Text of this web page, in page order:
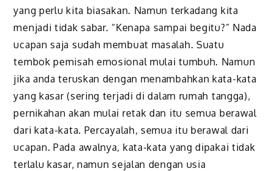
yang perlu kita biasakan. Namun terkadang kita
menjadi tidak sabar. “Kenapa sampai begitu?” Nada
ucapan saja sudah membuat masalah. Suatu
tembok pemisah emosional mulai tumbuh. Namun
jika anda teruskan dengan menambahkan kata-kata
yang kasar (sering terjadi di dalam rumah tangga),
pernikahan akan mulai retak dan itu semua berawal
dari kata-kata. Percayalah, semua itu berawal dari
ucapan. Pada awalnya, kata-kata yang dipakai tidak
terlalu kasar, namun sejalan dengan usia